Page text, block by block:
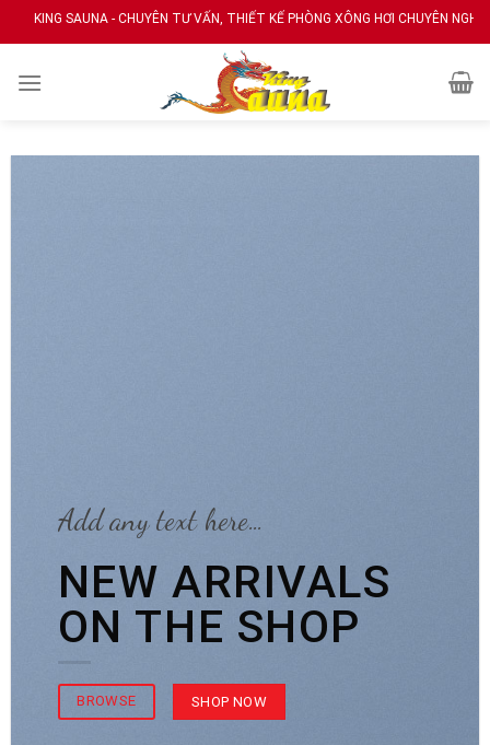
to
SAUNA - CHUYÊN TƯ VẤN, THIẾT KẾ PHÒNG XÔNG HƠI CHUYÊN NGHIỆP
Add any text here…
NEW ARRIVALS
ON THE SHOP
BROWSE SHOP NOW